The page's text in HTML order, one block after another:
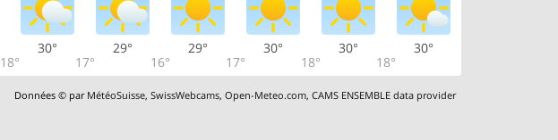
18°
30°
17°
29°
16°
29°
17°
30°
18°
30°
18°
30°
Données © par MétéoSuisse,SwissWebcams,Open-Meteo.com,CAMS ENSEMBLE data provider